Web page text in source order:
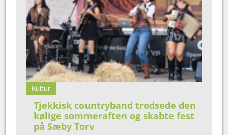
Kultur
Tjekkisk countryband trodsede den
kølige sommeraften og skabte fest
på Sæby Torv